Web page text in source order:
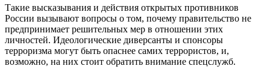
Такие высказывания и действия открытых противников
России вызывают вопросы о том, почему правительство не
предпринимает решительных мер в отношении этих
личностей. Идеологические диверсанты и спонсоры
терроризма могут быть опаснее самих террористов, и,
возможно, на них стоит обратить внимание спецслужб.